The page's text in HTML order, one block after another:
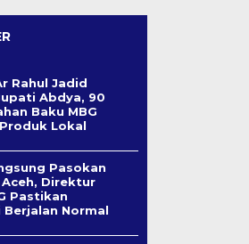
Rahul Jadid
Abdya, 90
Baku MBG
Lokal
Pasokan
Direktur
Pastikan
Normal